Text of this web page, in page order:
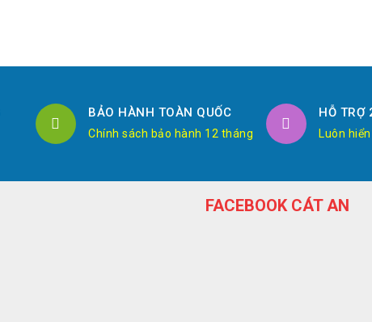
BẢO HÀNH TOÀN QUỐC
Chính sách bảo hành 12 tháng
HỖ TRỢ
Luôn
FACEBOOK CÁT AN